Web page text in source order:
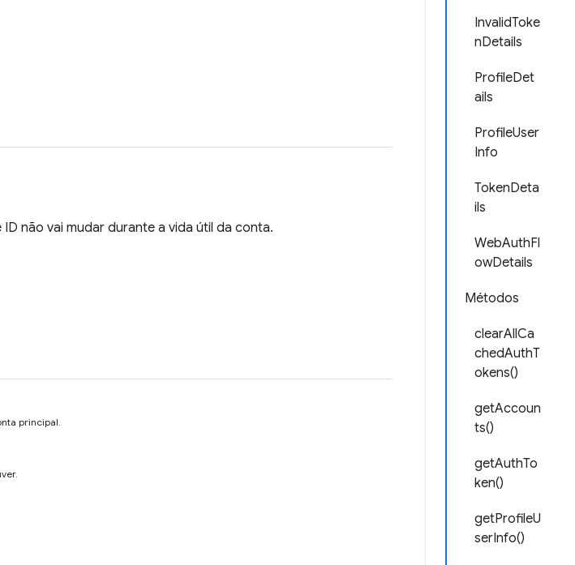
InvalidToke
nDetails
ProfileDet
ails
ProfileUser
Info
TokenDeta
ils
WebAuthFl
owDetails
Métodos
clearAllCa
chedAuthT
okens()
getAccoun
ts()
getAuthTo
ken()
getProfileU
serInfo()
não vai mudar durante a vida útil da conta.
principal.